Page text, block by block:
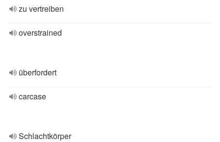
zu vertreiben
overstrained
überfordert
carcase
Schlachtkörper